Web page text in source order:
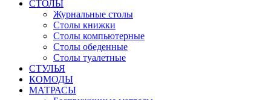
СТОЛЫ
Журнальные столы
Столы книжки
Столы компьютерные
Столы обеденные
Столы туалетные
СТУЛЬЯ
КОМОДЫ
МАТРАСЫ